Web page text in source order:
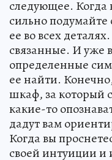
следующее. Когда
сильно подумайте
ее во всех
связанные. И уже
определенные
ее найти.
шкаф, за который
какие-то
дадут вам
Когда вы
своей интуиции и